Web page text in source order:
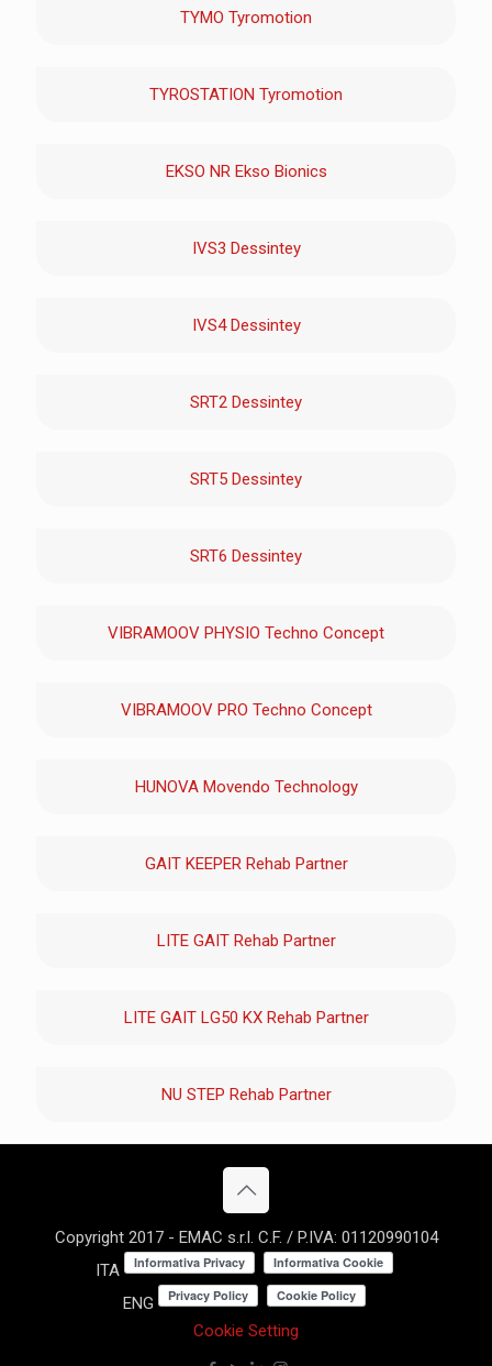
TYMO Tyromotion
TYROSTATION Tyromotion
EKSO NR Ekso Bionics
IVS3 Dessintey
IVS4 Dessintey
SRT2 Dessintey
SRT5 Dessintey
SRT6 Dessintey
VIBRAMOOV PHYSIO Techno Concept
VIBRAMOOV PRO Techno Concept
HUNOVA Movendo Technology
GAIT KEEPER Rehab Partner
LITE GAIT Rehab Partner
LITE GAIT LG50 KX Rehab Partner
NU STEP Rehab Partner
Copyright 2017 - EMAC s.r.l. C.F. / P.IVA: 01120990104
ITA
ENG
Cookie Setting